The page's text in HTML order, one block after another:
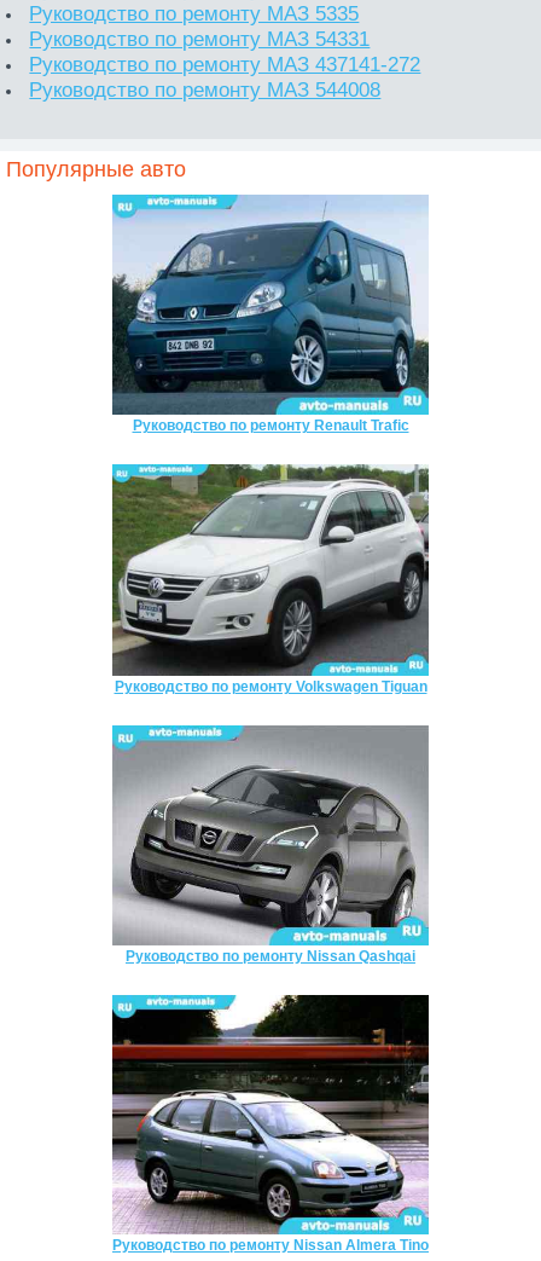
Руководство по ремонту МАЗ 5335
Руководство по ремонту МАЗ 54331
Руководство по ремонту МАЗ 437141-272
Руководство по ремонту МАЗ 544008
Популярные авто
Руководство по ремонту Renault Trafic
Руководство по ремонту Volkswagen Tiguan
Руководство по ремонту Nissan Qashqai
Руководство по ремонту Nissan Almera Tino